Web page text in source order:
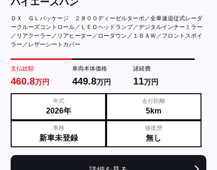
ＤＸ ＧＬパッケージ ２８００ディーゼルターボ／全車速追従式レーダ
ークルーズコントロール／ＬＥＤヘッドランプ／デジタルインナーミラー
／リアクーラー／リアヒーター／ローダウン／１６ＡＷ／フロントスポイ
ラー／レザーシートカバー
支払総額
460.8万円
車両本体価格
449.8万円
諸経費
11万円
年式
2026年
走行距離
5km
車検
新車未登録
修復歴
無し